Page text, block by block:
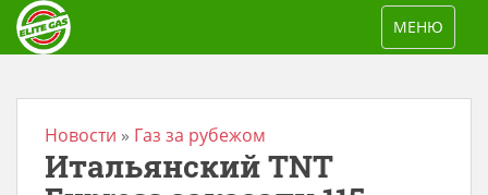
TOGGLE
МЕНЮ
Новости » Газ за рубежом
Итальянский TNT